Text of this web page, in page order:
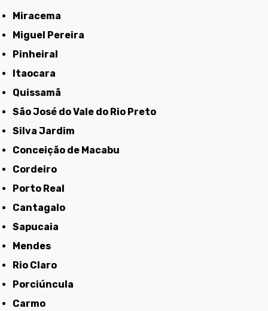
Miracema
Miguel Pereira
Pinheiral
Itaocara
Quissamã
São José do Vale do Rio Preto
Silva Jardim
Conceição de Macabu
Cordeiro
Porto Real
Cantagalo
Sapucaia
Mendes
Rio Claro
Porciúncula
Carmo